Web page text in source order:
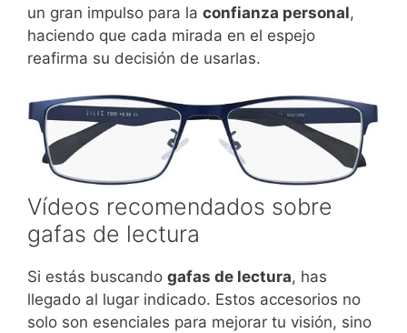
un gran impulso para la confianza personal,
haciendo que cada mirada en el espejo
reafirma su decisión de usarlas.
Vídeos recomendados sobre
gafas de lectura
Si estás buscando gafas de lectura, has
llegado al lugar indicado. Estos accesorios no
solo son esenciales para mejorar tu visión, sino